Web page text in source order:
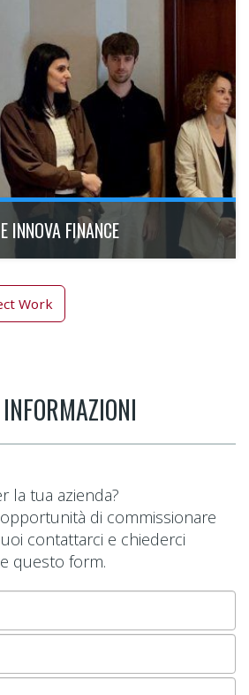
INNOVA FINANCE
e Sviluppo Risorse Umane - 18°
Work
la tua azienda?
di commissionare
contattarci e chiederci
questo form.